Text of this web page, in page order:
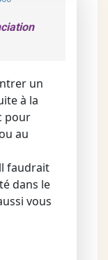
un
à la
pour
au
faudrait
dans le
vous